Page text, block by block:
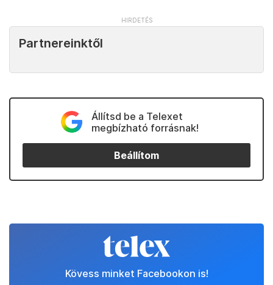
Partnereinktől
Állítsd be a Telexet
megbízható forrásnak!
Beállítom
Kövess minket Facebookon is!